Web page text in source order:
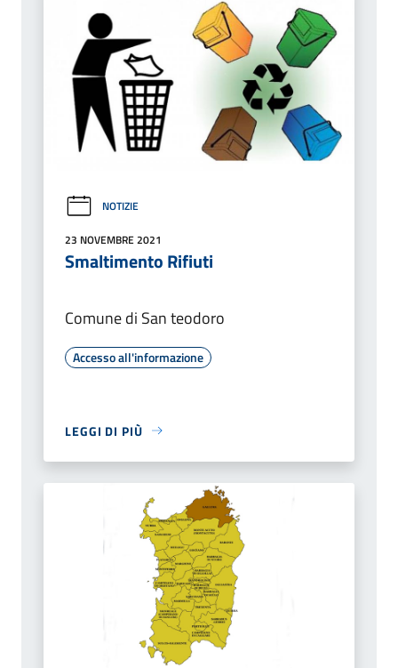
NOTIZIE
23 NOVEMBRE 2021
Smaltimento Rifiuti
Comune di San teodoro
Accesso all'informazione
LEGGI DI PIÙ